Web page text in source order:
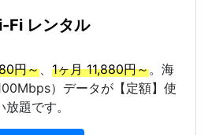
Fi レンタル
円～、 1ヶ月 11,880円～。海
）データが【定額】使
放題です。